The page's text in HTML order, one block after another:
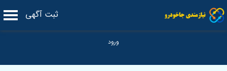
ثبت آگهی